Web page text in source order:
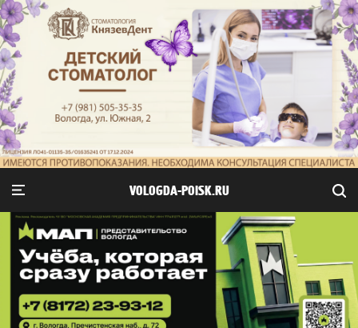
VOLOGDA-POISK.RU